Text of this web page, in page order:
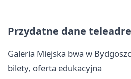
Przydatne dane
Galeria Miejska bwa w
bilety, oferta edukacyjna